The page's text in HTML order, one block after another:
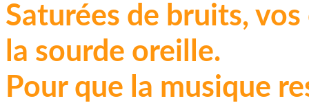
Saturées de bruits,
la sourde oreille.
Pour que la musique